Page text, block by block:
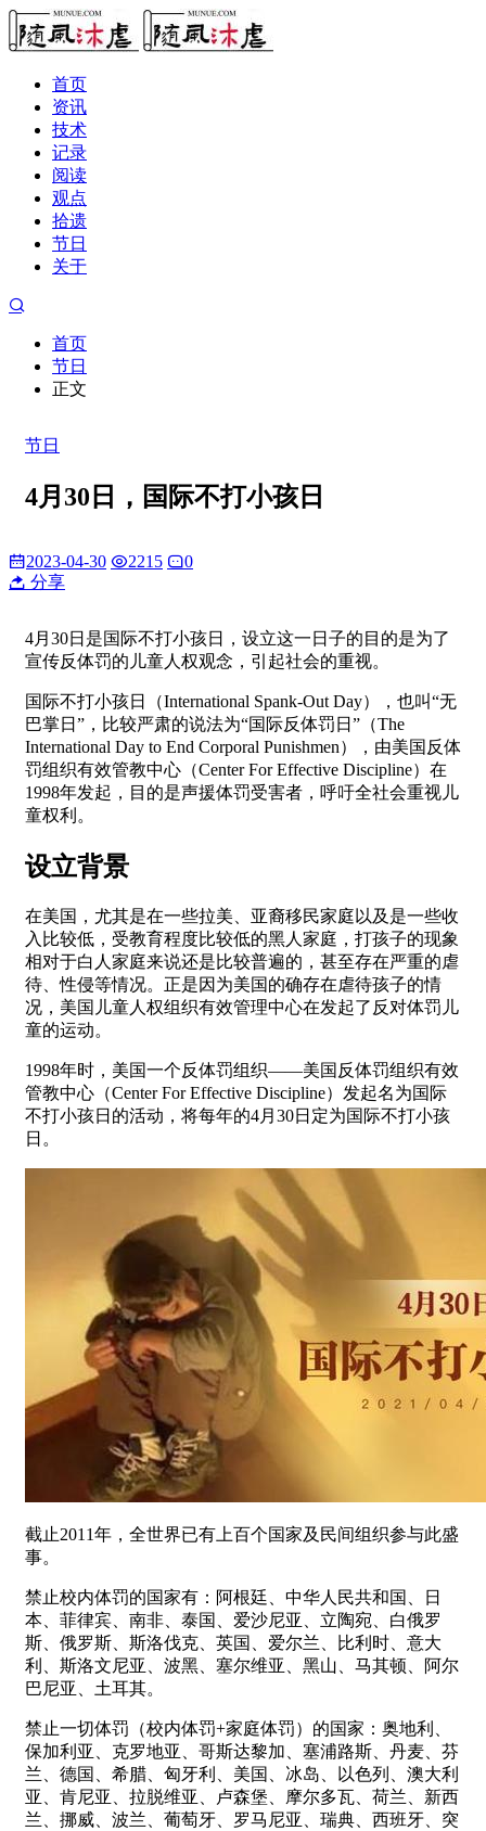
首页
资讯
技术
记录
阅读
观点
拾遗
节日
关于
首页
节日
正文
节日
4月30日，国际不打小孩日
2023-04-30 2215
0
分享
4月30日是国际不打小孩日，设立这一日子的目的是为了
宣传反体罚的儿童人权观念，引起社会的重视。
国际不打小孩日（International Spank-Out Day），也叫“无
巴掌日”，比较严肃的说法为“国际反体罚日”（The
International Day to End Corporal Punishmen），由美国反体
罚组织有效管教中心（Center For Effective Discipline）在
1998年发起，目的是声援体罚受害者，呼吁全社会重视儿
童权利。
设立背景
在美国，尤其是在一些拉美、亚裔移民家庭以及是一些收
入比较低，受教育程度比较低的黑人家庭，打孩子的现象
相对于白人家庭来说还是比较普遍的，甚至存在严重的虐
待、性侵等情况。正是因为美国的确存在虐待孩子的情
况，美国儿童人权组织有效管理中心在发起了反对体罚儿
童的运动。
1998年时，美国一个反体罚组织——美国反体罚组织有效
管教中心（Center For Effective Discipline）发起名为国际
不打小孩日的活动，将每年的4月30日定为国际不打小孩
日。
截止2011年，全世界已有上百个国家及民间组织参与此盛
事。
禁止校内体罚的国家有：阿根廷、中华人民共和国、日
本、菲律宾、南非、泰国、爱沙尼亚、立陶宛、白俄罗
斯、俄罗斯、斯洛伐克、英国、爱尔兰、比利时、意大
利、斯洛文尼亚、波黑、塞尔维亚、黑山、马其顿、阿尔
巴尼亚、土耳其。
禁止一切体罚（校内体罚+家庭体罚）的国家：奥地利、
保加利亚、克罗地亚、哥斯达黎加、塞浦路斯、丹麦、芬
兰、德国、希腊、匈牙利、美国、冰岛、以色列、澳大利
亚、肯尼亚、拉脱维亚、卢森堡、摩尔多瓦、荷兰、新西
兰、挪威、波兰、葡萄牙、罗马尼亚、瑞典、西班牙、突